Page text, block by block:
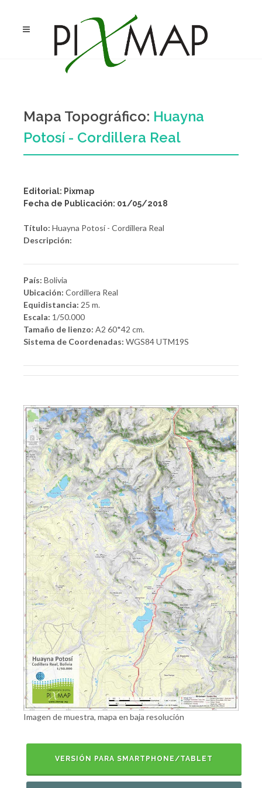
Mapa Topográfico: Huayna
Potosí - Cordillera Real
Editorial: Pixmap
Fecha de Publicación: 01/05/2018
Título: Huayna Potosí - Cordillera Real
Descripción:
País: Bolivia
Ubicación: Cordillera Real
Equidistancia: 25 m.
Escala: 1/50.000
Tamaño de lienzo: A2 60*42 cm.
Sistema de Coordenadas: WGS84 UTM19S
Imagen de muestra, mapa en baja resolución
VERSIÓN PARA SMARTPHONE/TABLET